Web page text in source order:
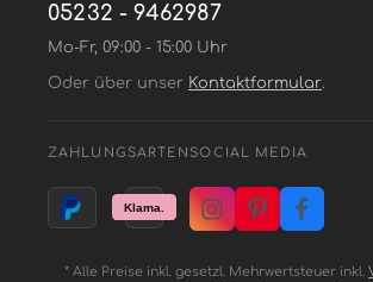
05232 - 9462987
Mo-Fr, 09:00 - 15:00 Uhr
Oder über unser Kontaktformular.
ZAHLUNGSARTEN SOCIAL MEDIA
* Alle Preise inkl. gesetzl. Mehrwertsteuer inkl.